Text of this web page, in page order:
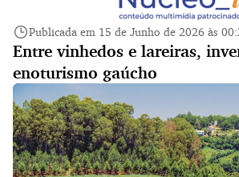
Publicada em 15 de Junho de 2026 às
Entre vinhedos e lareiras,
enoturismo gaúcho